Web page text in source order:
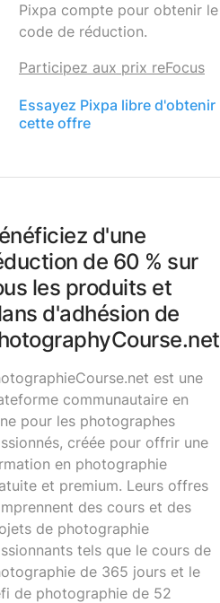
Pixpa compte pour obtenir le
code de réduction.
Participez aux prix reFocus
Essayez Pixpa libre d'obtenir
cette offre
d'une
de 60 % sur
les produits et
d'adhésion de
est une
communautaire en
pour les photographes
créée pour offrir une
en photographie
et premium. Leurs offres
des cours et des
de photographie
tels que le cours de
de 365 jours et le
de photographie de 52